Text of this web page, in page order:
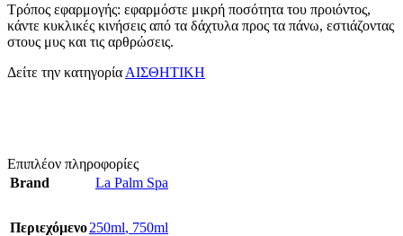
Τρόπος εφαρμογής: εφαρμόστε μικρή ποσότητα του προιόντος,
κάντε κυκλικές κινήσεις από τα δάχτυλα προς τα πάνω, εστιάζοντας
στους μυς και τις αρθρώσεις.
Δείτε την κατηγορία ΑΙΣΘΗΤΙΚΗ
Επιπλέον πληροφορίες
Brand
La Palm Spa
Περιεχόμενο250ml, 750ml